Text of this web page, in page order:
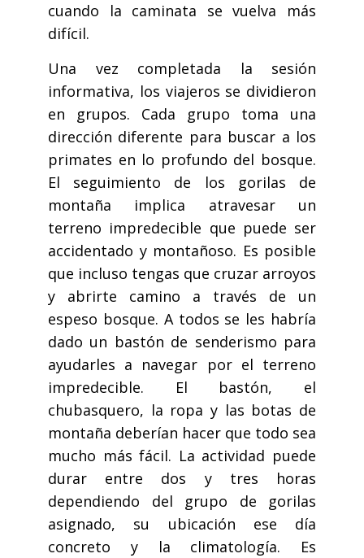
cuando la caminata se vuelva más
difícil.
Una vez completada la sesión
informativa, los viajeros se dividieron
en grupos. Cada grupo toma una
dirección diferente para buscar a los
primates en lo profundo del bosque.
El seguimiento de los gorilas de
montaña implica atravesar un
terreno impredecible que puede ser
accidentado y montañoso. Es posible
que incluso tengas que cruzar arroyos
y abrirte camino a través de un
espeso bosque. A todos se les habría
dado un bastón de senderismo para
ayudarles a navegar por el terreno
impredecible. El bastón, el
chubasquero, la ropa y las botas de
montaña deberían hacer que todo sea
mucho más fácil. La actividad puede
durar entre dos y tres horas
dependiendo del grupo de gorilas
asignado, su ubicación ese día
concreto y la climatología. Es